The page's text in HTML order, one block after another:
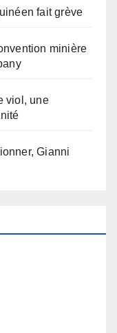
fait grève
minière
viol, une
Gianni